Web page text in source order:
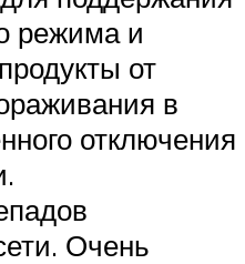
режима и
от
в
отключения
Очень